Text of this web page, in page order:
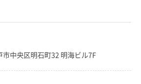
中央区明石町32 明海ビル7F